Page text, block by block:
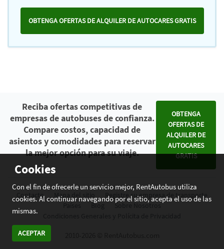
OBTENGA OFERTAS DE ALQUILER DE AUTOCARES GRATIS
Cookies
Con el fin de ofrecerle un servicio mejor, RentAutobus utiliza
cookies. Al continuar navegando por el sitio, acepta el uso de las
mismas.
ACEPTAR
Reciba ofertas competitivas de
empresas de autobuses de confianza.
Compare costos, capacidad de
asientos y comodidades para reservar
la mejor opción para su viaje.
OBTENGA
OFERTAS DE
ALQUILER DE
AUTOCARES
GRATIS
Contacto Mapa del sitio
Registre su empresa de transporte
Blog
Sobre Nosotros